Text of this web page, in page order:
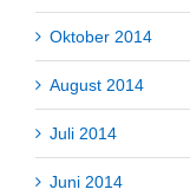
Oktober 2014
August 2014
Juli 2014
Juni 2014